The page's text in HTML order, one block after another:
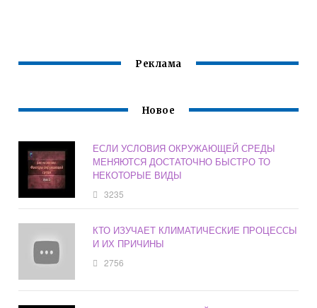
Реклама
Новое
ЕСЛИ УСЛОВИЯ ОКРУЖАЮЩЕЙ СРЕДЫ
МЕНЯЮТСЯ ДОСТАТОЧНО БЫСТРО ТО
НЕКОТОРЫЕ ВИДЫ
3235
КТО ИЗУЧАЕТ КЛИМАТИЧЕСКИЕ ПРОЦЕССЫ
И ИХ ПРИЧИНЫ
2756